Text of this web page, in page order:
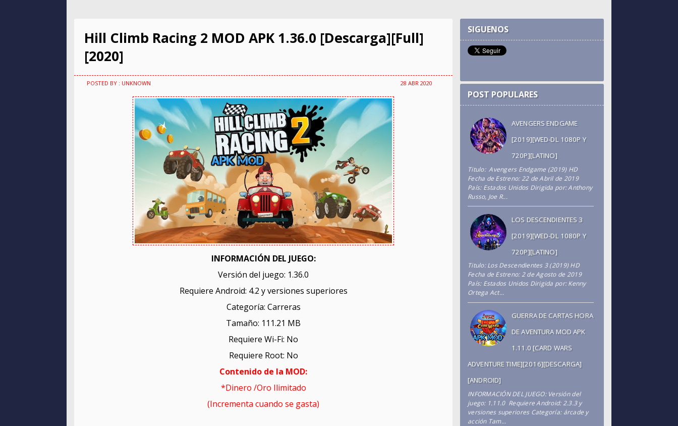
Hill Climb Racing 2 MOD APK 1.36.0 [Descarga][Full]
[2020]
POSTED BY : UNKNOWN 28 ABR 2020
INFORMACIÓN DEL JUEGO:
Versión del juego: 1.36.0
Requiere Android: 4.2 y versiones superiores
Categoría: Carreras
Tamaño: 111.21 MB
Requiere Wi-Fi: No
Requiere Root: No
Contenido de la MOD:
*Dinero /Oro Ilimitado
(Incrementa cuando se gasta)
SIGUENOS
POST POPULARES
AVENGERS ENDGAME
[2019][WED-DL 1080P Y
720P][LATINO]
Titulo: Avengers Endgame (2019) HD
Fecha de Estreno: 22 de Abril de 2019
País: Estados Unidos Dirigida por: Anthony
Russo, Joe R...
LOS DESCENDIENTES 3
[2019][WED-DL 1080P Y
720P][LATINO]
Titulo: Los Descendientes 3 (2019) HD
Fecha de Estreno: 2 de Agosto de 2019
País: Estados Unidos Dirigida por: Kenny
Ortega Act...
GUERRA DE CARTAS HORA
DE AVENTURA MOD APK
1.11.0 [CARD WARS
ADVENTURE TIME][2016][DESCARGA]
[ANDROID]
INFORMACIÓN DEL JUEGO: Versión del
juego: 1.11.0 Requiere Android: 2.3.3 y
versiones superiores Categoría: árcade y
acción Tam...